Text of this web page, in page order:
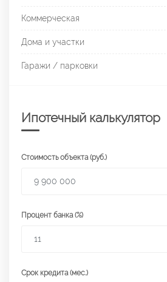
Коммерческая
Дома и участки
Гаражи / парковки
Ипотечный калькулятор
Стоимость объекта (руб.)
Процент банка (%)
Срок кредита (мес.)